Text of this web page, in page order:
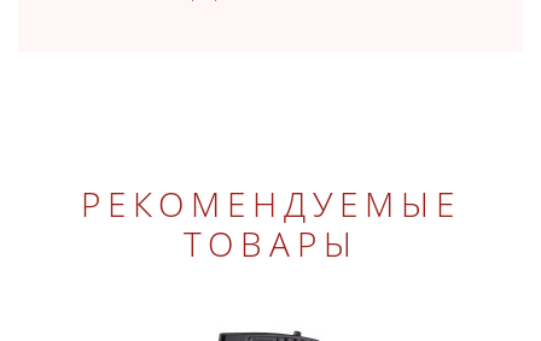
РЕКОМЕНДУЕМЫЕ
ТОВАРЫ